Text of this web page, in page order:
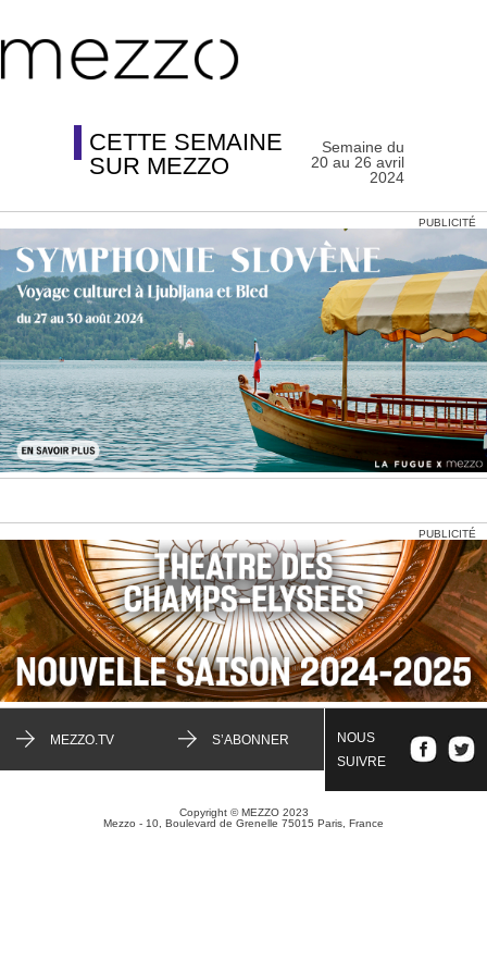
CETTE SEMAINE
SUR MEZZO
Semaine du
20 au 26 avril
2024
PUBLICITÉ
PUBLICITÉ
MEZZO.TV S’ABONNER
NOUS
SUIVRE
Copyright © MEZZO 2023
Mezzo - 10, Boulevard de Grenelle 75015 Paris, France